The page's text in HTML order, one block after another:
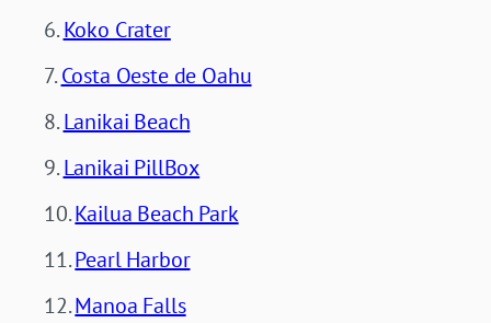
Koko Crater
Costa Oeste de Oahu
Lanikai Beach
Lanikai PillBox
Kailua Beach Park
Pearl Harbor
Manoa Falls